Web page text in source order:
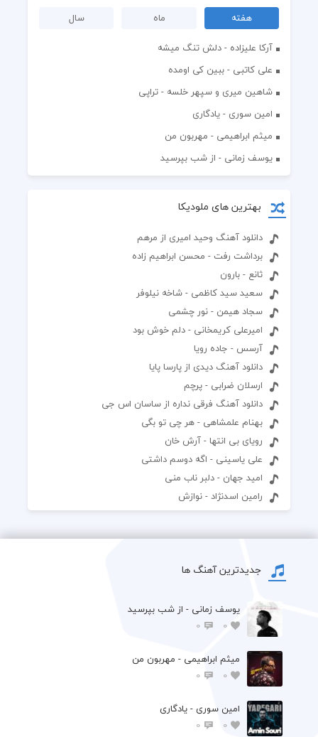
هفته ماه
سال
آرکا علیزاده - دلش تنگ میشه
علی کاتبی - ببین کی اومده
شاهین میری و سپهر خلسه - تراپی
امین سوری - یادگاری
میثم ابراهیمی - مهربون من
یوسف زمانی - از شب بپرسید
بهترین های ملودیکا
دانلود آهنگ وحید امیری از مرهم
برداشت رفت - محسن ابراهیم زاده
ثانع - بارون
سعید سید کاظمی - شاخه نیلوفر
سجاد هیمن - نور چشمی
امیرعلی کریمخانی - دلم خوش بود
آرسس - جاده رویا
دانلود آهنگ دیدی از پارسا پایا
ارسلان ضرابی - پرچم
دانلود آهنگ فرقی نداره از ساسان اس جی
بهنام علمشاهی - هر چی تو بگی
رویای بی انتها - آرش خان
علی یاسینی - اگه دوسم داشتی
امید جهان - دلبر ناب منی
رامین اسدنژاد - نوازش
جدیدترین آهنگ ها
یوسف زمانی - از شب بپرسید
0
0
میثم ابراهیمی - مهربون من
0
0
امین سوری - یادگاری
0
0